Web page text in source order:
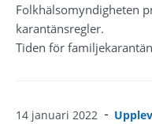
Folkhälsomyndigheten
karantänsregler.
Tiden för
14 januari 2022